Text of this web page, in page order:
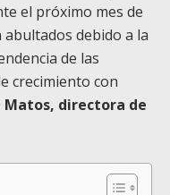
el próximo mes de
debido a la
de las
crecimiento con
Matos, directora de